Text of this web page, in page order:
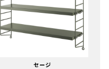
セージ